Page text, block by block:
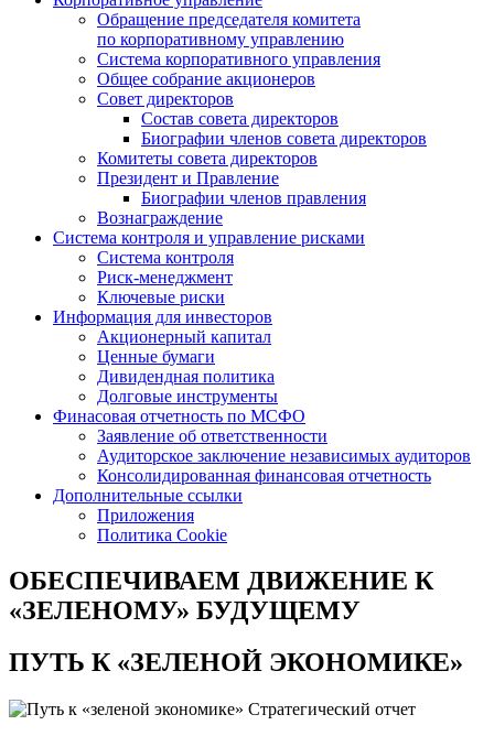
Обращение председателя комитета
по корпоративному управлению
Система корпоративного управления
Общее собрание акционеров
Совет директоров
Состав совета директоров
Биографии членов совета директоров
Комитеты совета директоров
Президент и Правление
Биографии членов правления
Вознаграждение
Система контроля и управление рисками
Система контроля
Риск-менеджмент
Ключевые риски
Информация для инвесторов
Акционерный капитал
Ценные бумаги
Дивидендная политика
Долговые инструменты
Финасовая отчетность по МСФО
Заявление об ответственности
Аудиторское заключение независимых аудиторов
Консолидированная финансовая отчетность
Дополнительные ссылки
Приложения
Политика Cookie
ОБЕСПЕЧИВАЕМ ДВИЖЕНИЕ К
«ЗЕЛЕНОМУ» БУДУЩЕМУ
ПУТЬ К«ЗЕЛЕНОЙ ЭКОНОМИКЕ»
Стратегический отчет